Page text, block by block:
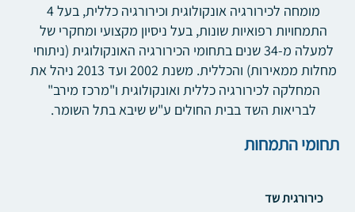
מומחה לכירורגיה אונקולוגית וכירורגיה כללית, בעל 4
התמחויות רפואיות שונות, בעל ניסיון מקצועי ומחקרי של
למעלה מ-34 שנים בתחומי הכירורגיה האונקולוגית (ניתוחי
מחלות ממאירות) והכללית. משנת 2002 ועד 2013 ניהל את
המחלקה לכירורגיה כללית ואונקולוגית ו"מרכז מירב"
לבריאות השד בבית החולים ע"ש שיבא בתל השומר.
תחומי התמחות
כירורגית שד